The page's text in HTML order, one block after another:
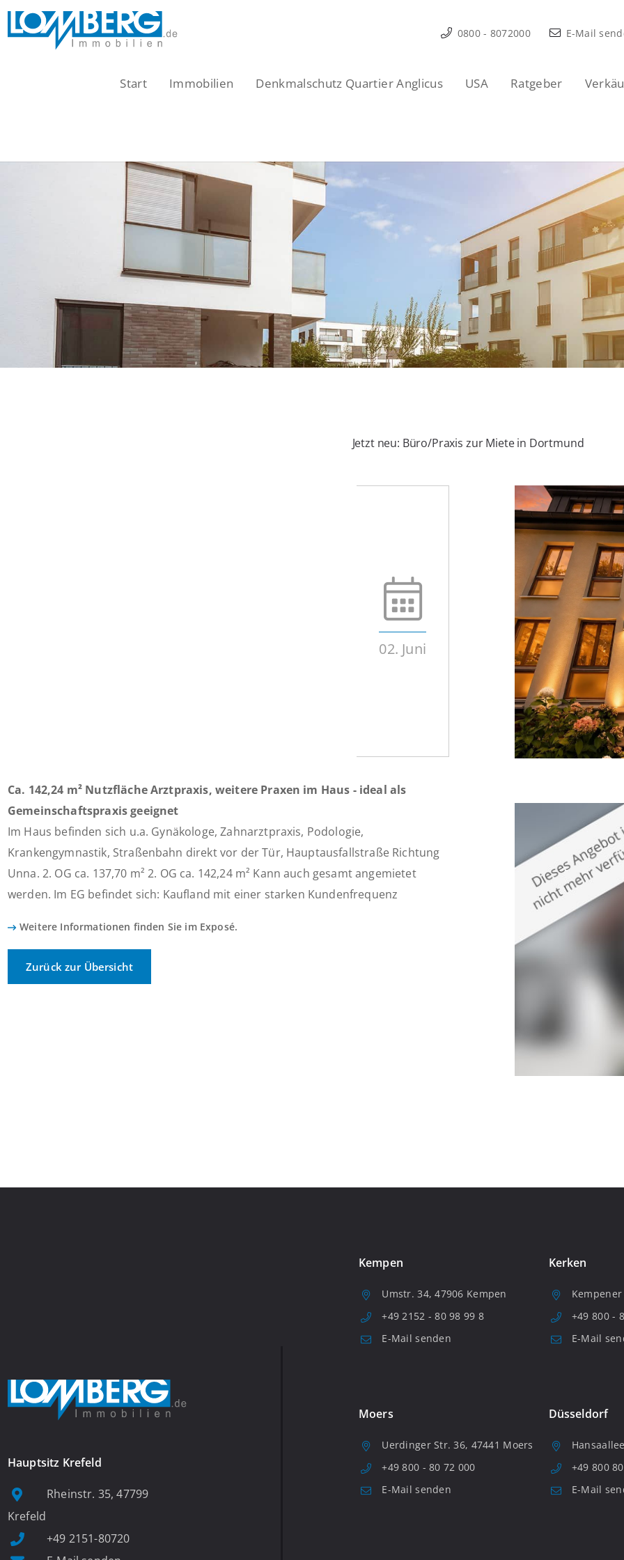
Zum
Inhalt
0800 - 8072000 E-Mail
Start Immobilien Denkmalschutz Quartier Anglicus USA Ratgeber
Jetzt neu: Büro/Praxis zur Miete in Dortmund
02. Juni
Ca. 142,24 m² Nutzfläche Arztpraxis, weitere Praxen im Haus - ideal als
Gemeinschaftspraxis geeignet
Im Haus befinden sich u.a. Gynäkologe, Zahnarztpraxis, Podologie,
Krankengymnastik, Straßenbahn direkt vor der Tür, Hauptausfallstraße Richtung
Unna. 2. OG ca. 137,70 m² 2. OG ca. 142,24 m² Kann auch gesamt angemietet
werden. Im EG befindet sich: Kaufland mit einer starken Kundenfrequenz
Weitere Informationen finden Sie im Exposé.
Zurück zur Übersicht
Hauptsitz Krefeld
Rheinstr. 35, 47799
Krefeld
+49 2151-80720
Kempen
Umstr. 34, 47906 Kempen
+49 2152 - 80 98 99 8
E-Mail senden
Kerken
+49 800 -
E-Mail
Moers
Uerdinger Str. 36, 47441 Moers
+49 800 - 80 72 000
E-Mail senden
Düsseldorf
+49 800
E-Mail